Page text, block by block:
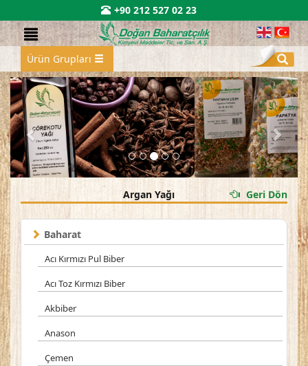
+90 212 527 02 23
Ürün Grupları
Argan Yağı Geri Dön
Baharat
Acı Kırmızı Pul Biber
Acı Toz Kırmızı Biber
Akbiber
Anason
Çemen